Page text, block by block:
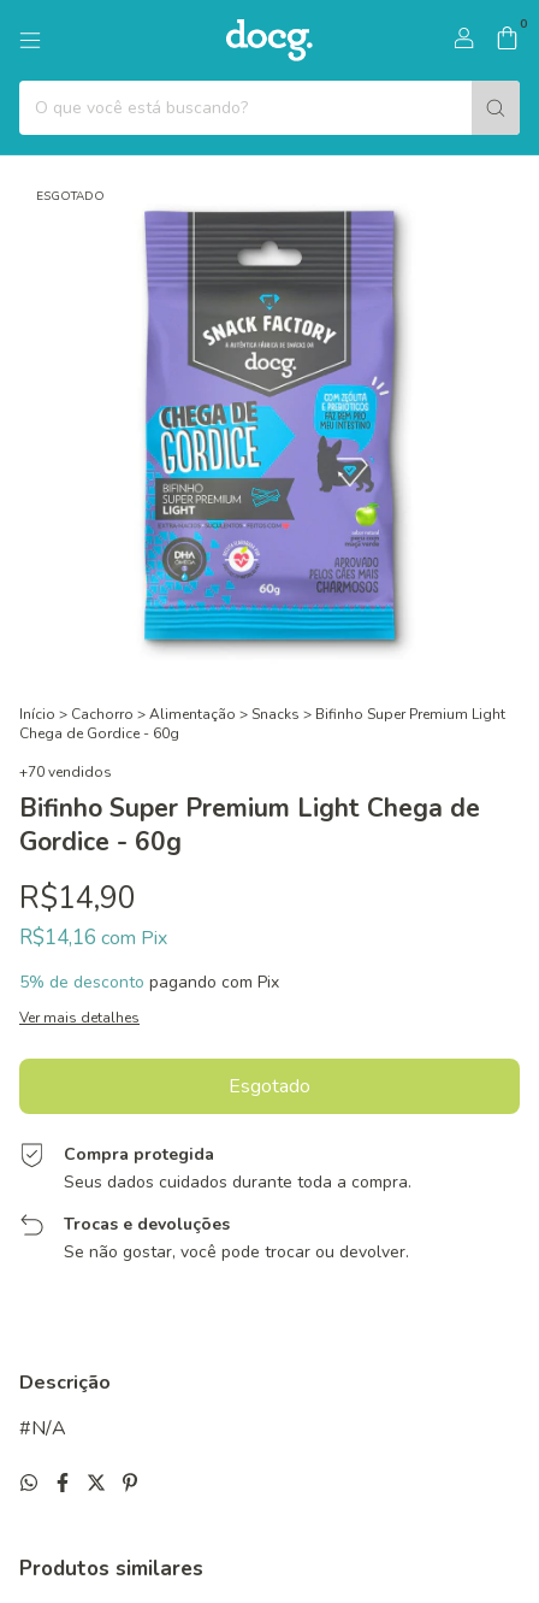
0
ESGOTADO
Início > Cachorro >Alimentação >Snacks > Bifinho Super Premium Light
Chega de Gordice - 60g
+70 vendidos
Bifinho Super Premium Light Chega de
Gordice - 60g
R$14,90
R$14,16 com Pix
5% de desconto pagando com Pix
Ver mais detalhes
Compra protegida
Seus dados cuidados durante toda a compra.
Trocas e devoluções
Se não gostar, você pode trocar ou devolver.
Descrição
#N/A
Produtos similares